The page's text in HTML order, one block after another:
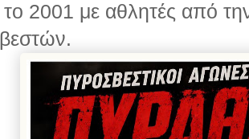
το 2001 με αθλητές από